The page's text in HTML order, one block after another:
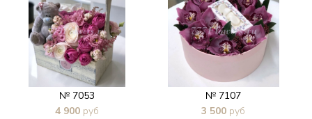
№ 7053
4 900 руб
№ 7107
3 500 руб